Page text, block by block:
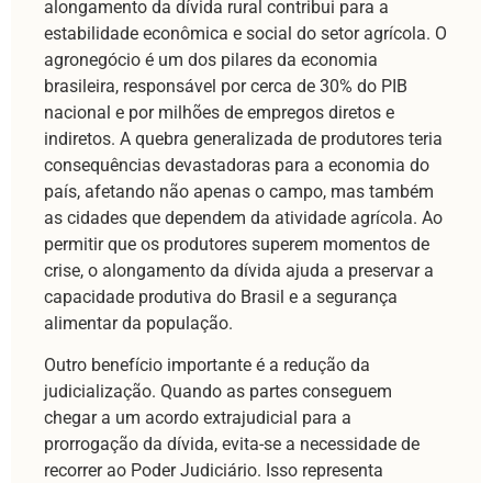
alongamento da dívida rural contribui para a
estabilidade econômica e social do setor agrícola. O
agronegócio é um dos pilares da economia
brasileira, responsável por cerca de 30% do PIB
nacional e por milhões de empregos diretos e
indiretos. A quebra generalizada de produtores teria
consequências devastadoras para a economia do
país, afetando não apenas o campo, mas também
as cidades que dependem da atividade agrícola. Ao
permitir que os produtores superem momentos de
crise, o alongamento da dívida ajuda a preservar a
capacidade produtiva do Brasil e a segurança
alimentar da população.
Outro benefício importante é a redução da
judicialização. Quando as partes conseguem
chegar a um acordo extrajudicial para a
prorrogação da dívida, evita-se a necessidade de
recorrer ao Poder Judiciário. Isso representa